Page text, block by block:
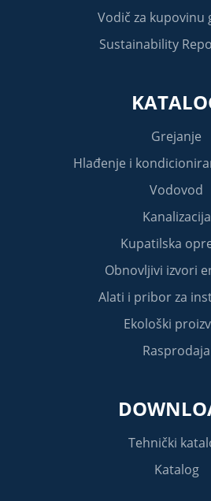
Vodič za kupovinu
Sustainability
Grejanje
Hlađenje i
Vodovod
Kanalizacija
Kupatilska
Obnovljivi izvori
Alati i pribor za
Ekološki
Rasprodaja
Tehnički
Katalog